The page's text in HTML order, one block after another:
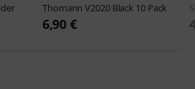
ThomannV2020 Black 10 Pack
6,90 €